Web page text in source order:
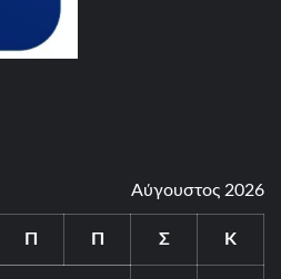
Αύγουστος 2026
Π Π Σ Κ